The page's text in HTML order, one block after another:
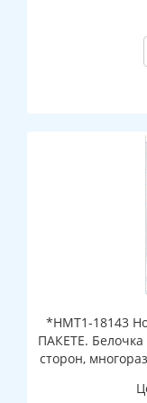
*НМТ1-18143
ПАКЕТЕ. Белочка
сторон,
с